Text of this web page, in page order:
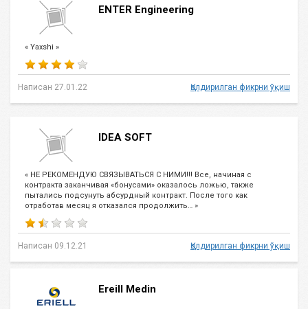
ENTER Engineering
« Yaxshi »
Написан 27.01.22 Қолдирилган фикрни ўқиш
IDEA SOFT
« НЕ РЕКОМЕНДУЮ СВЯЗЫВАТЬСЯ С НИМИ!!! Все, начиная с
контракта заканчивая «бонусами» оказалось ложью, также
пытались подсунуть абсурдный контракт. После того как
отработав месяц я отказался продолжить… »
Написан 09.12.21 Қолдирилган фикрни ўқиш
Ereill Medin